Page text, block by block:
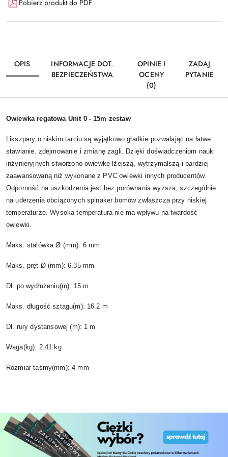
Pobierz produkt do PDF
OPIS
INFORMACJE DOT.
BEZPIECZEŃSTWA
OPINIE I
OCENY
(0)
ZADAJ
PYTANIE
Owiewka regatowa Unit 0 - 15m zestaw
Likszpary o niskim tarciu są wyjątkowo gładkie pozwalając na łatwe
stawianie, zdejmowanie i zmianę żagli. Dzięki doświadczeniom nauk
inżynieryjnych stworzono owiewkę lżejszą, wytrzymalszą i bardziej
zaawansowaną niż wykonane z PVC owiewki innych producentów.
Odporność na uszkodzenia jest bez porównania wyższa, szczególnie
na uderzenia obciążonych spinaker bomów zwłaszcza przy niskiej
temperaturze. Wysoka temperatura nie ma wpływu na twardość
owiewki.
Maks. stalówka Ø (mm): 6 mm
Maks. pręt Ø (mm): 6.35 mm
Dł. po wydłużeniu(m): 15 m
Maks. długość sztagu(m): 16.2 m
Dł. rury dystansowej (m): 1 m
Waga(kg): 2.41 kg
Rozmiar taśmy(mm): 4 mm